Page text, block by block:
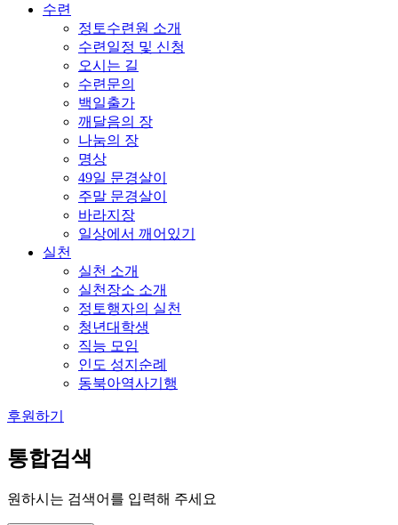
수련
정토수련원 소개
수련일정 및 신청
오시는 길
수련문의
백일출가
깨달음의 장
나눔의 장
명상
49일 문경살이
주말 문경살이
바라지장
일상에서 깨어있기
실천
실천 소개
실천장소 소개
정토행자의 실천
청년대학생
직능 모임
인도 성지순례
동북아역사기행
후원하기
통합검색
원하시는 검색어를 입력해 주세요